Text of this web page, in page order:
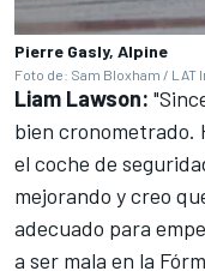
Pierre Gasly, Alpine
Foto de: Sam Bloxham / LAT
Liam Lawson:
bien cronometrado.
el coche de
mejorando y creo
adecuado para
a ser mala en la